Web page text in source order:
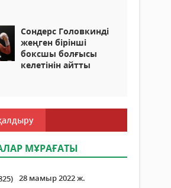
Сондерс Головкинді
жеңген бірінші
боксшы болғысы
келетінін айтты
МҰРАҒАТЫ
28 мамыр 2022 ж.